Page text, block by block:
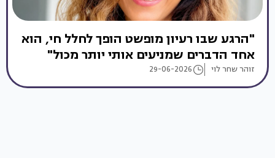
"הרגע שבו רעיון מופשט הופך לחלל חי, הוא
אחד הדברים שמניעים אותי יותר מכול"
זוהר שחר לוי 29-06-2026